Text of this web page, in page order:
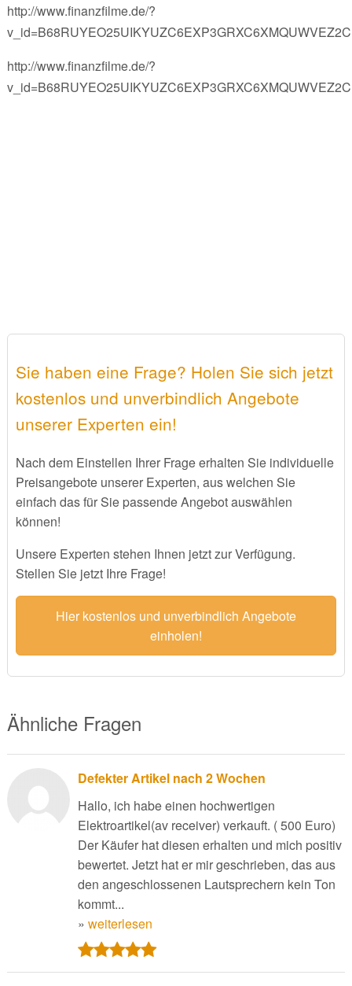
http://www.finanzfilme.de/?
http://www.finanzfilme.de/?
Sie haben eine Frage? Holen Sie sich jetzt
kostenlos und unverbindlich Angebote
unserer Experten ein!
Nach dem Einstellen Ihrer Frage erhalten Sie individuelle
Preisangebote unserer Experten, aus welchen Sie
einfach das für Sie passende Angebot auswählen
können!
Unsere Experten stehen Ihnen jetzt zur Verfügung.
Stellen Sie jetzt Ihre Frage!
Hier kostenlos und unverbindlich Angebote
einholen!
Ähnliche Fragen
Defekter Artikel nach 2 Wochen
Hallo, ich habe einen hochwertigen
Elektroartikel(av receiver) verkauft. ( 500 Euro)
Der Käufer hat diesen erhalten und mich positiv
bewertet. Jetzt hat er mir geschrieben, das aus
den angeschlossenen Lautsprechern kein Ton
kommt...
» weiterlesen